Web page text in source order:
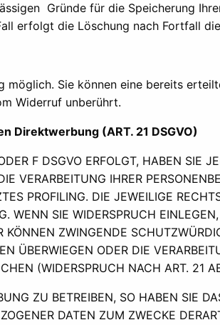
Gründe für die Speicherung
erfolgt die Löschung nach Fortfall
Sie können eine bereits
Widerruf unberührt.
Direktwerbung (ART. 21 DSGVO)
F DSGVO ERFOLGT, HABEN SIE
VERARBEITUNG IHRER
PROFILING. DIE JEWEILIGE
SIE WIDERSPRUCH
ZWINGENDE
ÜBERWIEGEN ODER DIE
(WIDERSPRUCH NACH ART. 21
ZU BETREIBEN, SO HABEN SIE
DATEN ZUM ZWECKE